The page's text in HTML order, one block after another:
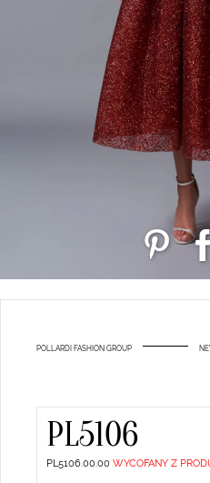
POLLARDI FASHION GROUP
PL5106
PL5106.00.00 WYCOFANY Z